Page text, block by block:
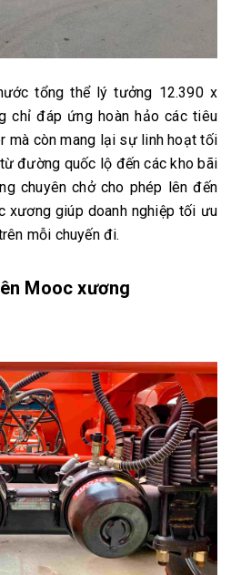
tổng thể lý tưởng 12.390 x
chỉ đáp ứng hoàn hảo các tiêu
mà còn mang lại sự linh hoạt tối
đường quốc lộ đến các kho bãi
chuyên chở cho phép lên đến
xương giúp doanh nghiệp tối ưu
mỗi chuyến đi.
Mooc xương